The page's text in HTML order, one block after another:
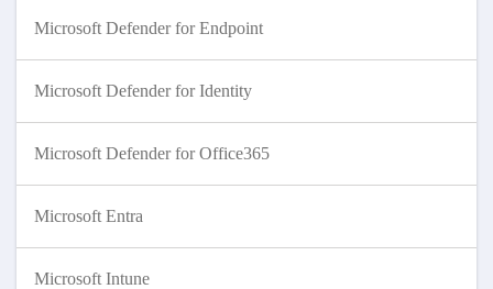
Microsoft Defender for Endpoint
Microsoft Defender for Identity
Microsoft Defender for Office365
Microsoft Entra
Microsoft Intune